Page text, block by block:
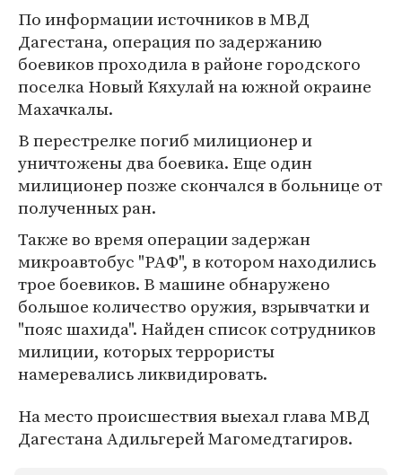
По информации источников в МВД
Дагестана, операция по задержанию
боевиков проходила в районе городского
поселка Новый Кяхулай на южной окраине
Махачкалы.
В перестрелке погиб милиционер и
уничтожены два боевика. Еще один
милиционер позже скончался в больнице от
полученных ран.
Также во время операции задержан
микроавтобус "РАФ", в котором находились
трое боевиков. В машине обнаружено
большое количество оружия, взрывчатки и
"пояс шахида". Найден список сотрудников
милиции, которых террористы
намеревались ликвидировать.
На место происшествия выехал глава МВД
Дагестана Адильгерей Магомедтагиров.